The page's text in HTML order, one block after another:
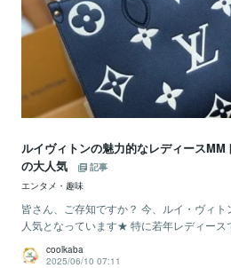
ルイヴィトンの魅力的なレディースMM
の大人気
記事
エンタメ・趣味
皆さん、ご存知ですか？ 今、ルイ・ヴィ
人気となっています★ 特に若年レディース
coolkaba
2025/06/10 07:11